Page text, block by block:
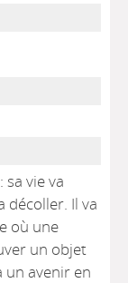
vie va
décoller. Il va
où une
un objet
un avenir en